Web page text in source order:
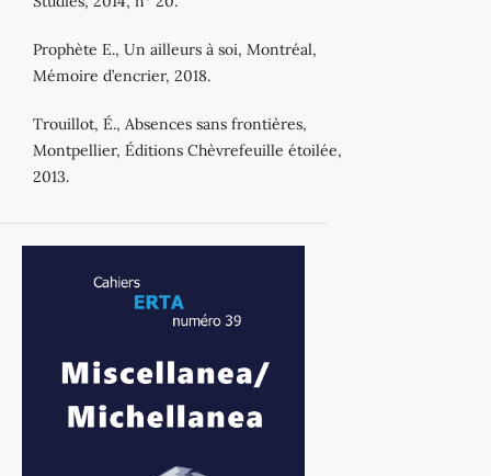
Prophète E., Un ailleurs à soi, Montréal,
Mémoire d’encrier, 2018.
Trouillot, É., Absences sans frontières,
Montpellier, Éditions Chèvrefeuille étoilée,
2013.